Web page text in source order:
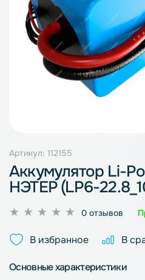
Артикул: 112155
Аккумулятор Li-
НЭТЕР (LP6-
Оценка
из
0 отзывов
В избранное В
Основные характеристики